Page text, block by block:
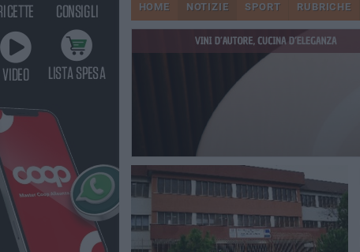
HOME NOTIZIE SPORT RUBRICHE